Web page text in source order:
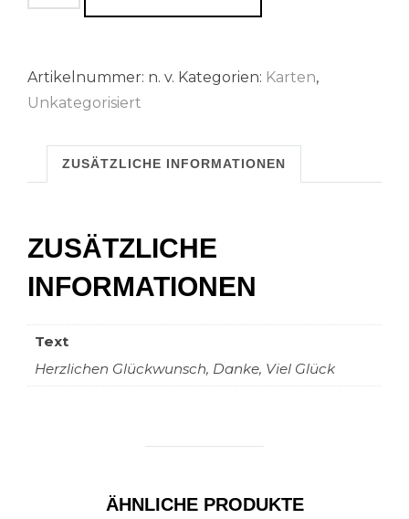
Menge
Artikelnummer: n. v. Kategorien: Karten,
Unkategorisiert
ZUSÄTZLICHE INFORMATIONEN
ZUSÄTZLICHE
INFORMATIONEN
Text
Herzlichen Glückwunsch, Danke, Viel Glück
ÄHNLICHE PRODUKTE